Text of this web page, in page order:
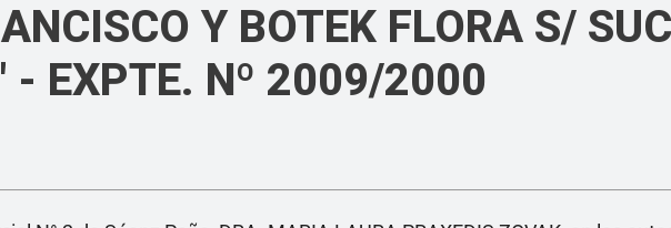
Y BOTEK FLORA S/
- EXPTE. Nº 2009/2000